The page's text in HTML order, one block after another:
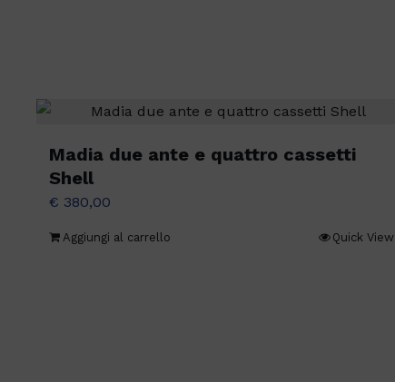
Madia due ante e quattro cassetti
Shell
€ 380,00
Aggiungi al carrello Quick View